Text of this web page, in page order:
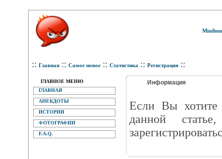
:: Главная :: Самое новое :: Статистика :: Регистрация ::
ГЛАВНОЕ МЕНЮ
ГЛАВНАЯ
АНЕКДОТЫ
ИСТОРИИ
ФОТОГРАФИИ
F.A.Q.
Информация
Eсли Вы хотите
данной